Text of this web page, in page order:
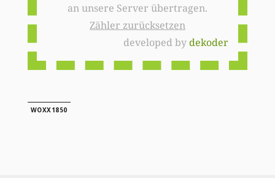
an unsere Server übertragen.
Zähler zurücksetzen
developed bydekoder
WOXX1850